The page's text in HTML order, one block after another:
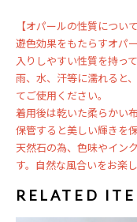
【オパールの性質について
遊色効果をもたらすオパ
入りしやすい性質を持って
雨、水、汗等に濡れると
てご使用ください。
着用後は乾いた柔らかい
保管すると美しい輝きを
天然石の為、色味やイン
す。自然な風合いをお楽
RELATED